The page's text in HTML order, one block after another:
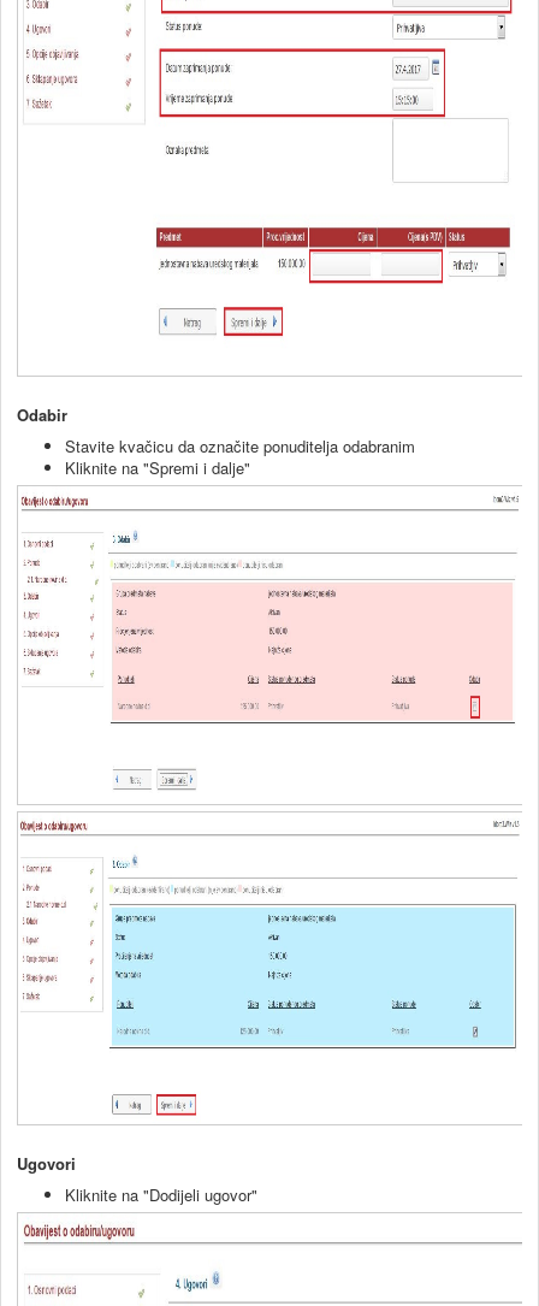
Odabir
Stavite kvačicu da označite ponuditelja odabranim
Kliknite na "Spremi i dalje"
Ugovori
Kliknite na "Dodijeli ugovor"